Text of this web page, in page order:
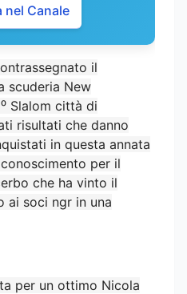
nel Canale
il
scuderia New
Slalom città di
risultati che danno
in questa annata
per il
che ha vinto il
ai soci ngr in una
per un ottimo Nicola